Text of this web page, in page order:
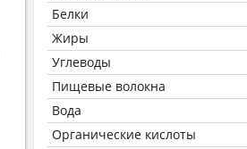
Белки
Жиры
Углеводы
Пищевые волокна
Вода
Органические кислоты